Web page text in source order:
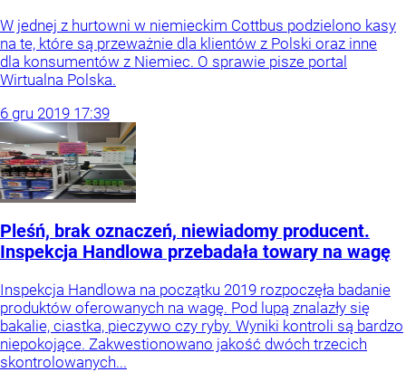
W jednej z hurtowni w niemieckim Cottbus podzielono kasy
na te, które są przeważnie dla klientów z Polski oraz inne
dla konsumentów z Niemiec. O sprawie pisze portal
Wirtualna Polska.
6 gru 2019 17:39
Pleśń, brak oznaczeń, niewiadomy producent.
Inspekcja Handlowa przebadała towary na wagę
Inspekcja Handlowa na początku 2019 rozpoczęła badanie
produktów oferowanych na wagę. Pod lupą znalazły się
bakalie, ciastka, pieczywo czy ryby. Wyniki kontroli są bardzo
niepokojące. Zakwestionowano jakość dwóch trzecich
skontrolowanych...